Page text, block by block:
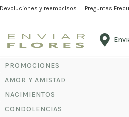
Devoluciones y reembolsos Preguntas
PROMOCIONES
AMOR Y AMISTAD
NACIMIENTOS
CONDOLENCIAS